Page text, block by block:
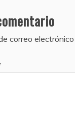
correo